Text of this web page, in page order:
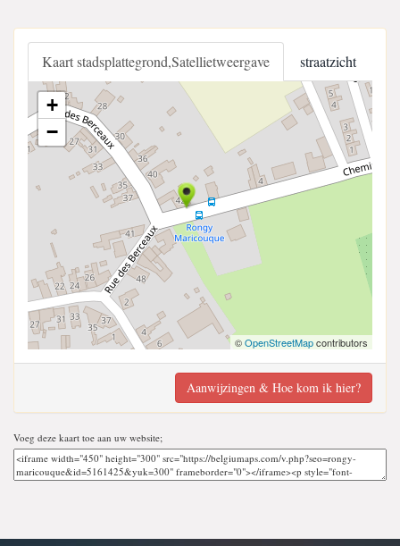
Kaart stadsplattegrond,Satellietweergave straatzicht
+
−
©OpenStreetMapcontributors
Aanwijzingen & Hoe kom ik hier?
Voeg deze kaart toe aan uw website;